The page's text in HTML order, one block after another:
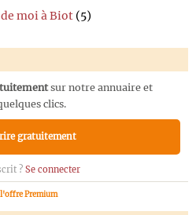
moi à Biot (5)
sur notre annuaire et
clics.
gratuitement
? Se connecter
l'offre Premium